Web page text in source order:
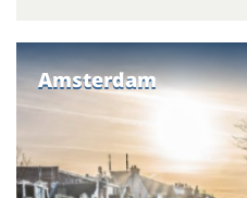
Amsterdam